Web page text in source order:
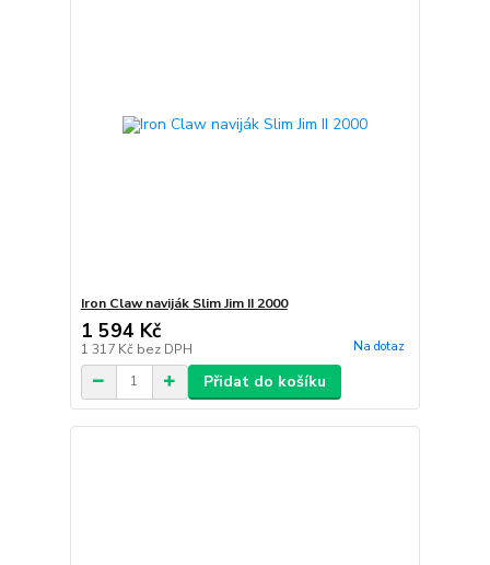
Iron Claw naviják Slim Jim II 2000
1 594 Kč
1 317 Kč bez DPH Na dotaz
Přidat do košíku